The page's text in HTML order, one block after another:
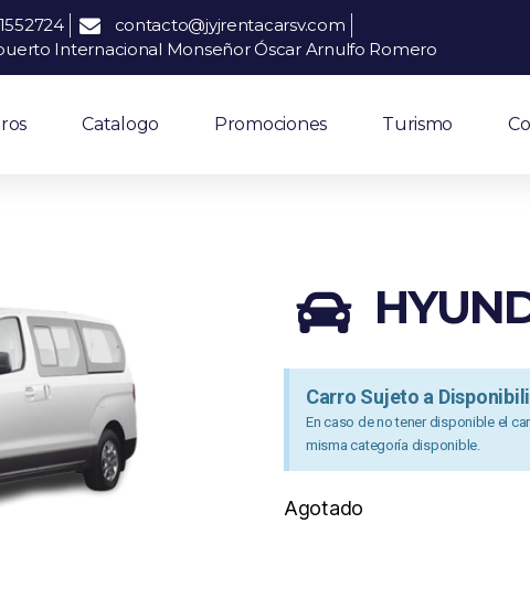
contacto@jyjrentacarsv.com
Internacional Monseñor Óscar Arnulfo Romero
Catalogo Promociones Turismo
Carro Sujeto a
En caso de no tener disponible el
misma categoría disponible.
Agotado